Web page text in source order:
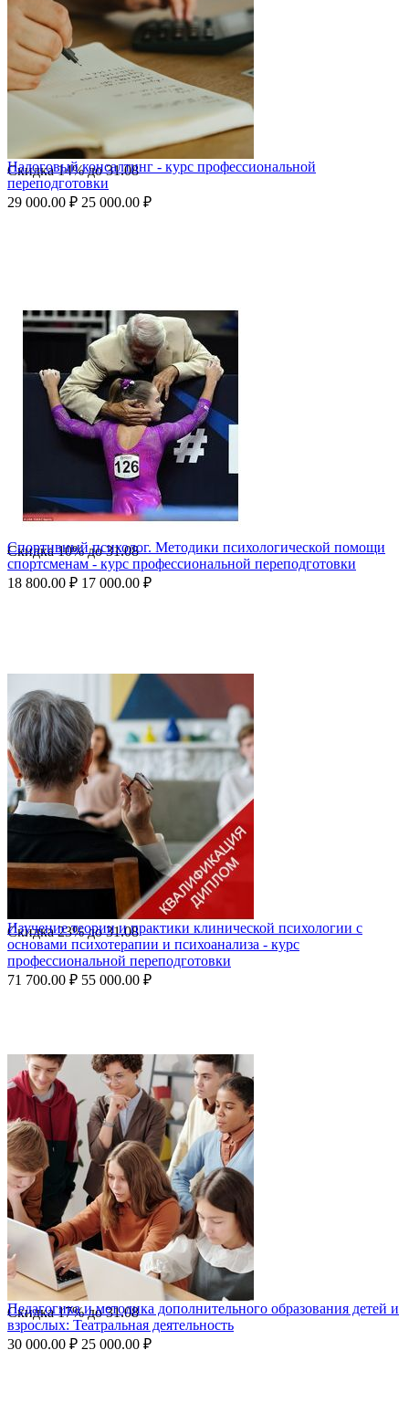
Скидка14%до31.08
Налоговый консалтинг - курс профессиональной
переподготовки
29 000.00 ₽ 25 000.00 ₽
Скидка10%до31.08
Спортивный психолог. Методики психологической помощи
спортсменам - курс профессиональной переподготовки
18 800.00 ₽ 17 000.00 ₽
Скидка23%до31.08
Изучение теории и практики клинической психологии с
основами психотерапии и психоанализа - курс
профессиональной переподготовки
71 700.00 ₽ 55 000.00 ₽
Скидка17%до31.08
Педагогика и методика дополнительного образования детей и
взрослых: Театральная деятельность
30 000.00 ₽ 25 000.00 ₽